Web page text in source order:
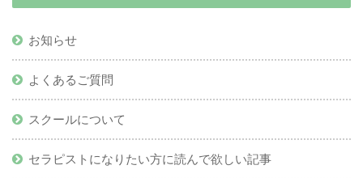
お知らせ
よくあるご質問
スクールについて
セラピストになりたい方に読んで欲しい記事